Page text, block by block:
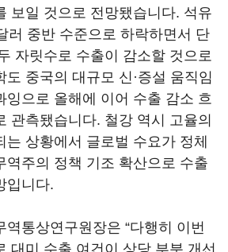
보일 것으로 전망됐습니다. 석유
러 중반 수준으로 하락하면서 단
자릿수로 수출이 감소할 것으로
도 중국의 대규모 신·증설 움직임
잉으로 올해에 이어 수출 감소 흐
관측됐습니다. 철강 역시 고율의
는 상황에서 글로벌 수요가 정체
역주의 정책 기조 확산으로 수출
입니다.
역통상연구원장은 “다행히 이번
대미 수출 여건이 상당 부분 개선